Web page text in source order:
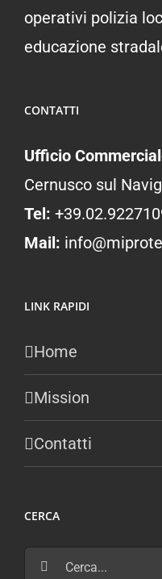
operativi polizia
educazione
CONTATTI
Ufficio
Cernusco sul
Tel:
Mail:
LINK RAPIDI
Home
Mission
Contatti
CERCA
Cerca